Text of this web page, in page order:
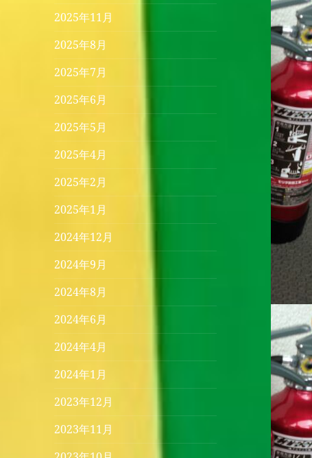
2025年11月
2025年8月
2025年7月
2025年6月
2025年5月
2025年4月
2025年2月
2025年1月
2024年12月
2024年9月
2024年8月
2024年6月
2024年4月
2024年1月
2023年12月
2023年11月